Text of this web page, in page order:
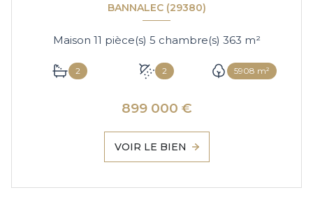
BANNALEC (29380)
Maison 11 pièce(s) 5 chambre(s) 363 m²
2 2 5908 m²
899 000 €
VOIR LE BIEN